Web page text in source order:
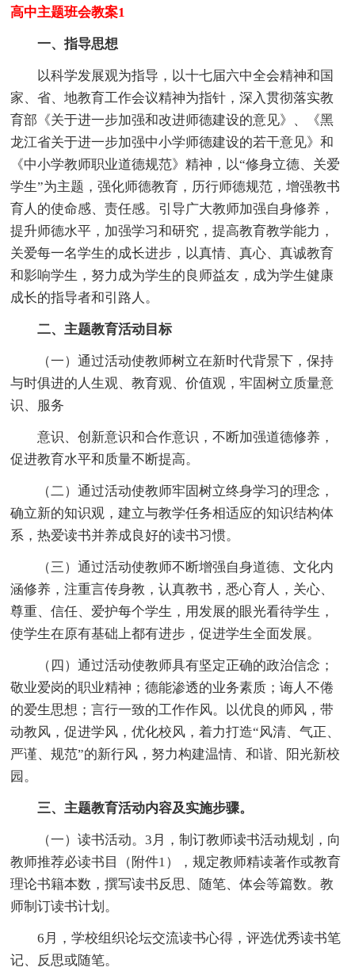
高中主题班会教案1
一、指导思想
以科学发展观为指导，以十七届六中全会精神和国
家、省、地教育工作会议精神为指针，深入贯彻落实教
育部《关于进一步加强和改进师德建设的意见》、《黑
龙江省关于进一步加强中小学师德建设的若干意见》和
《中小学教师职业道德规范》精神，以“修身立德、关爱
学生”为主题，强化师德教育，历行师德规范，增强教书
育人的使命感、责任感。引导广大教师加强自身修养，
提升师德水平，加强学习和研究，提高教育教学能力，
关爱每一名学生的成长进步，以真情、真心、真诚教育
和影响学生，努力成为学生的良师益友，成为学生健康
成长的指导者和引路人。
二、主题教育活动目标
（一）通过活动使教师树立在新时代背景下，保持
与时俱进的人生观、教育观、价值观，牢固树立质量意
识、服务
意识、创新意识和合作意识，不断加强道德修养，
促进教育水平和质量不断提高。
（二）通过活动使教师牢固树立终身学习的理念，
确立新的知识观，建立与教学任务相适应的知识结构体
系，热爱读书并养成良好的读书习惯。
（三）通过活动使教师不断增强自身道德、文化内
涵修养，注重言传身教，认真教书，悉心育人，关心、
尊重、信任、爱护每个学生，用发展的眼光看待学生，
使学生在原有基础上都有进步，促进学生全面发展。
（四）通过活动使教师具有坚定正确的政治信念；
敬业爱岗的职业精神；德能渗透的业务素质；诲人不倦
的爱生思想；言行一致的工作作风。以优良的师风，带
动教风，促进学风，优化校风，着力打造“风清、气正、
严谨、规范”的新行风，努力构建温情、和谐、阳光新校
园。
三、主题教育活动内容及实施步骤。
（一）读书活动。3月，制订教师读书活动规划，向
教师推荐必读书目（附件1），规定教师精读著作或教育
理论书籍本数，撰写读书反思、随笔、体会等篇数。教
师制订读书计划。
6月，学校组织论坛交流读书心得，评选优秀读书笔
记、反思或随笔。